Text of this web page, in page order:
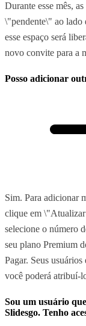
Durante esse mês,
\"pendente\" ao lado
esse espaço será
novo convite para a
Posso adicionar
Sim. Para adicionar
clique em
selecione o número
seu plano Premium
Pagar. Seus
você poderá atribuí-
Sou um usuário
Slidesgo. Tenho